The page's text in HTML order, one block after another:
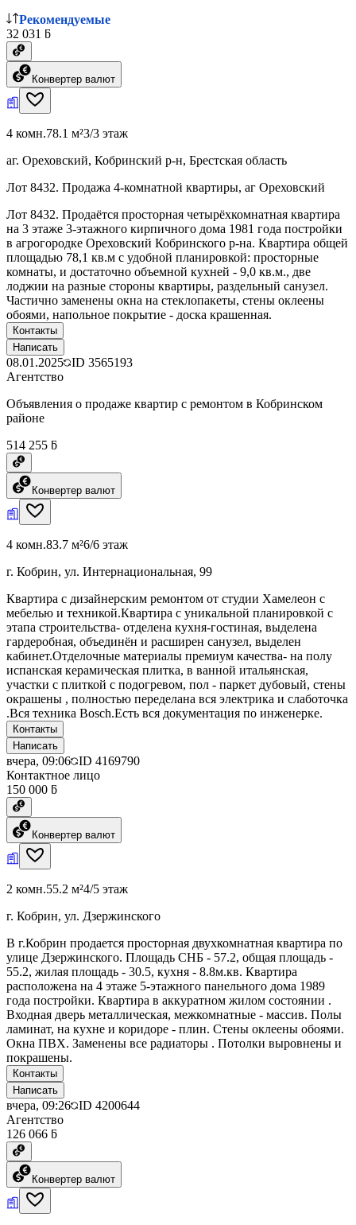
Рекомендуемые
32 031 ƃ
Конвертер валют
4 комн.78.1 м²3/3 этаж
аг. Ореховский, Кобринский р-н, Брестская область
Лот 8432. Продажа 4-комнатной квартиры, аг Ореховский
Лот 8432. Продаётся просторная четырёхкомнатная квартира
на 3 этаже 3-этажного кирпичного дома 1981 года постройки
в агрогородке Ореховский Кобринского р-на. Квартира общей
площадью 78,1 кв.м с удобной планировкой: просторные
комнаты, и достаточно объемной кухней - 9,0 кв.м., две
лоджии на разные стороны квартиры, раздельный санузел.
Частично заменены окна на стеклопакеты, стены оклеены
обоями, напольное покрытие - доска крашенная.
Контакты
Написать
08.01.2025 ID 3565193
Агентство
Объявления о продаже квартир с ремонтом в Кобринском
районе
514 255 ƃ
Конвертер валют
4 комн.83.7 м²6/6 этаж
г. Кобрин, ул. Интернациональная, 99
Квартира с дизайнерским ремонтом от студии Хамелеон с
мебелью и техникой.Квартира с уникальной планировкой с
этапа строительства- отделена кухня-гостиная, выделена
гардеробная, объединён и расширен санузел, выделен
кабинет.Отделочные материалы премиум качества- на полу
испанская керамическая плитка, в ванной итальянская,
участки с плиткой с подогревом, пол - паркет дубовый, стены
окрашены , полностью переделана вся электрика и слаботочка
.Вся техника Bosch.Есть вся документация по инженерке.
Контакты
Написать
вчера, 09:06 ID 4169790
Контактное лицо
150 000 ƃ
Конвертер валют
2 комн.55.2 м²4/5 этаж
г. Кобрин, ул. Дзержинского
В г.Кобрин продается просторная двухкомнатная квартира по
улице Дзержинского. Площадь СНБ - 57.2, общая площадь -
55.2, жилая площадь - 30.5, кухня - 8.8м.кв. Квартира
расположена на 4 этаже 5-этажного панельного дома 1989
года постройки. Квартира в аккуратном жилом состоянии .
Входная дверь металлическая, межкомнатные - массив. Полы
ламинат, на кухне и коридоре - плин. Стены оклеены обоями.
Окна ПВХ. Заменены все радиаторы . Потолки выровнены и
покрашены.
Контакты
Написать
вчера, 09:26 ID 4200644
Агентство
126 066 ƃ
Конвертер валют